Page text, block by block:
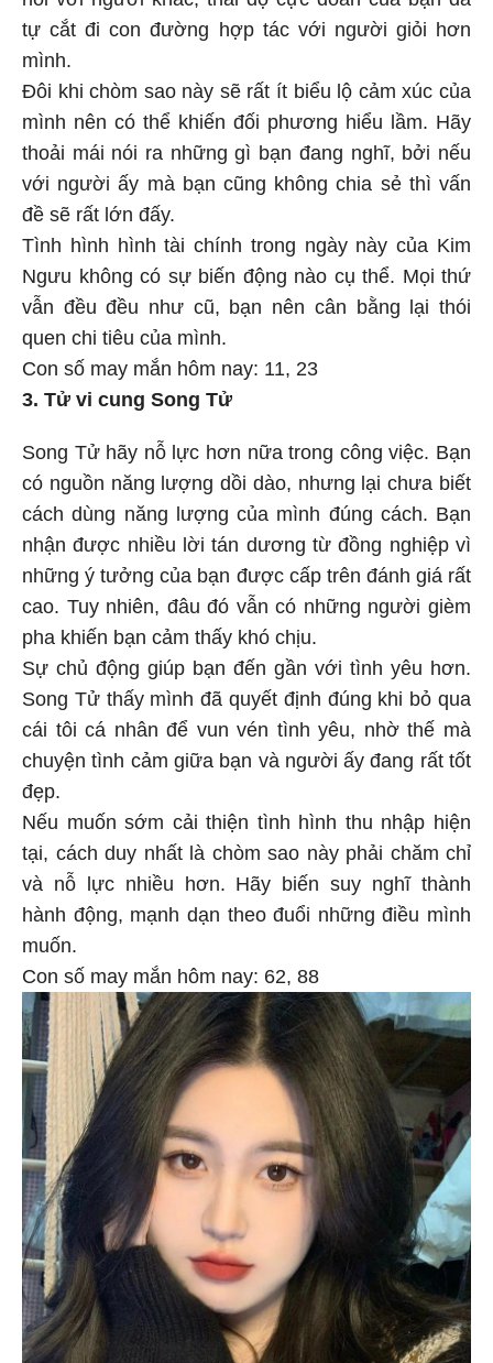
tự cắt đi con đường hợp tác với người giỏi hơn
mình.
Đôi khi chòm sao này sẽ rất ít biểu lộ cảm xúc của
mình nên có thể khiến đối phương hiểu lầm. Hãy
thoải mái nói ra những gì bạn đang nghĩ, bởi nếu
với người ấy mà bạn cũng không chia sẻ thì vấn
đề sẽ rất lớn đấy.
Tình hình hình tài chính trong ngày này của Kim
Ngưu không có sự biến động nào cụ thể. Mọi thứ
vẫn đều đều như cũ, bạn nên cân bằng lại thói
quen chi tiêu của mình.
Con số may mắn hôm nay: 11, 23
3. Tử vi cung Song Tử
Song Tử hãy nỗ lực hơn nữa trong công việc. Bạn
có nguồn năng lượng dồi dào, nhưng lại chưa biết
cách dùng năng lượng của mình đúng cách. Bạn
nhận được nhiều lời tán dương từ đồng nghiệp vì
những ý tưởng của bạn được cấp trên đánh giá rất
cao. Tuy nhiên, đâu đó vẫn có những người gièm
pha khiến bạn cảm thấy khó chịu.
Sự chủ động giúp bạn đến gần với tình yêu hơn.
Song Tử thấy mình đã quyết định đúng khi bỏ qua
cái tôi cá nhân để vun vén tình yêu, nhờ thế mà
chuyện tình cảm giữa bạn và người ấy đang rất tốt
đẹp.
Nếu muốn sớm cải thiện tình hình thu nhập hiện
tại, cách duy nhất là chòm sao này phải chăm chỉ
và nỗ lực nhiều hơn. Hãy biến suy nghĩ thành
hành động, mạnh dạn theo đuổi những điều mình
muốn.
Con số may mắn hôm nay: 62, 88